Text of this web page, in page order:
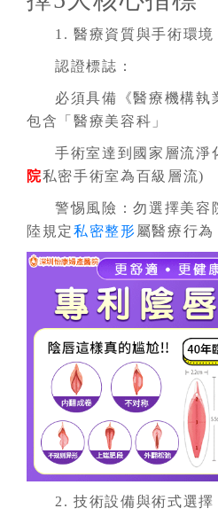
1. 醫療資質與手術環境
認證標誌：
必須具備《醫療機構執
包含「醫療美容科」
手術室達到國家層流淨
院私密手術室為百級層流)
警惕風險：勿選擇美容
陸規定私密整形 屬醫療行
2. 技術設備與術式選擇